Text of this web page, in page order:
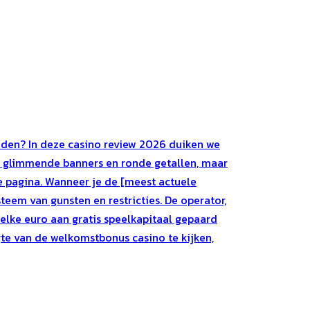
In deze casino review 2026 duiken we
banners en ronde getallen, maar
Wanneer je de [meest actuele
van gunsten en restricties. De operator,
euro aan gratis speelkapitaal gepaard
van de welkomstbonus casino te kijken,